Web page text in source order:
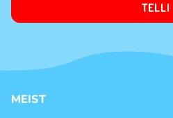
TELLI
MEIST